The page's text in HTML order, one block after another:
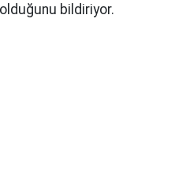
bildiriyor.